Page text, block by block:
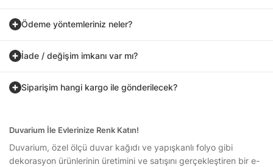
Ödeme yöntemleriniz neler?
İade / değişim imkanı var mı?
Siparişim hangi kargo ile gönderilecek?
Duvarium İle Evlerinize Renk Katın!
Duvarium, özel ölçü duvar kağıdı ve yapışkanlı folyo gibi
dekorasyon ürünlerinin üretimini ve satışını gerçekleştiren bir e-